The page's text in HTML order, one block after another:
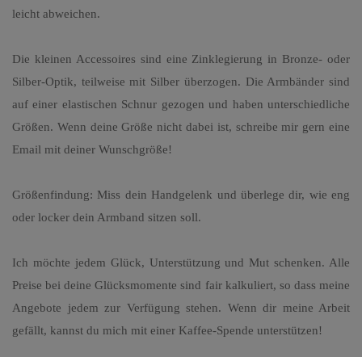
leicht abweichen.
Die kleinen Accessoires sind eine Zinklegierung in Bronze- oder
Silber-Optik, teilweise mit Silber überzogen. Die Armbänder sind
auf einer elastischen Schnur gezogen und haben unterschiedliche
Größen. Wenn deine Größe nicht dabei ist, schreibe mir gern eine
Email mit deiner Wunschgröße!
Größenfindung: Miss dein Handgelenk und überlege dir, wie eng
oder locker dein Armband sitzen soll.
Ich möchte jedem Glück, Unterstützung und Mut schenken. Alle
Preise bei deine Glücksmomente sind fair kalkuliert, so dass meine
Angebote jedem zur Verfügung stehen. Wenn dir meine Arbeit
gefällt, kannst du mich mit einer Kaffee-Spende unterstützen!